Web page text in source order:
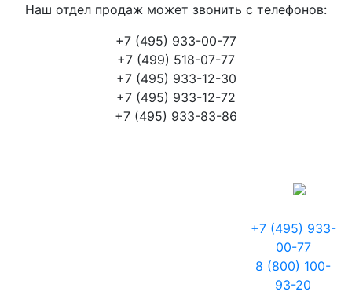
Наш отдел продаж может звонить с телефонов:
+7 (495) 933-00-77
+7 (499) 518-07-77
+7 (495) 933-12-30
+7 (495) 933-12-72
+7 (495) 933-83-86
+7 (495) 933-
00-77
8 (800) 100-
93-20